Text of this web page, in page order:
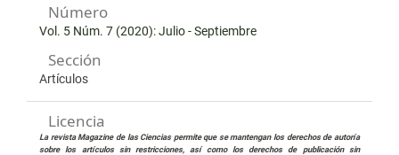
Número
Vol. 5 Núm. 7 (2020): Julio - Septiembre
Sección
Artículos
Licencia
La revista Magazine de las Ciencias permite que se mantengan los derechos de autoría
sobre los artículos sin restricciones, así como los derechos de publicación sin